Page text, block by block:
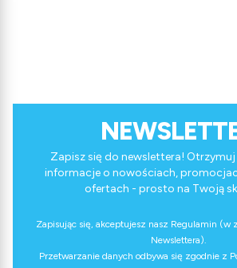
Zapisz się do newslettera!
informacje o nowościach,
ofertach - prosto na Twoją
Zapisując się, akceptujesz nasz Regulamin (w
Newslettera).
Przetwarzanie danych odbywa się zgodnie z